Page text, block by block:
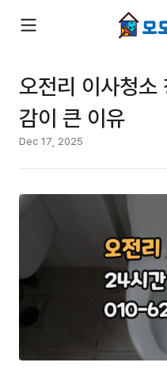
오전리 이사청소
감이 큰 이유
Dec 17, 2025